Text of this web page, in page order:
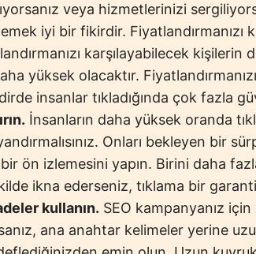
veya hizmetlerinizi
iyi bir fikirdir. Fiyatlandırmanızı
karşılayabilecek kişilerin
yüksek olacaktır.
insanlar tıkladığında çok fazla
İnsanların daha yüksek oranda
Onları bekleyen bir
ön izlemesini yapın. Birini daha
ikna ederseniz, tıklama bir
kullanın. SEO kampanyanız
ana anahtar kelimeler yerine